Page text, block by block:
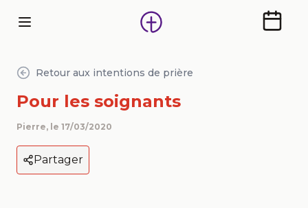
Retour aux intentions de prière
Pour les soignants
Pierre, le 17/03/2020
Partager